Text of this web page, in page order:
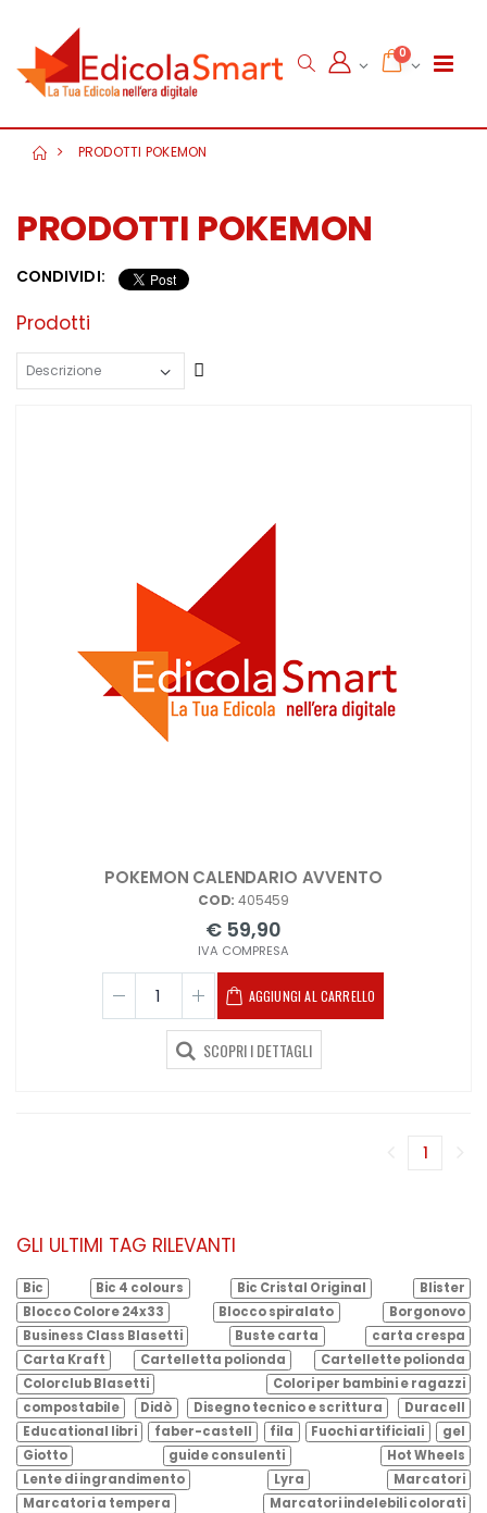
0
PRODOTTI POKEMON
PRODOTTI POKEMON
CONDIVIDI:
Prodotti
POKEMON CALENDARIO AVVENTO
COD: 405459
€ 59,90
IVA COMPRESA
AGGIUNGI AL CARRELLO
SCOPRI I DETTAGLI
1
GLI ULTIMI TAG RILEVANTI
Bic Bic 4 colours Bic Cristal Original
Blister
Blocco Colore 24x33
Blocco spiralato
Borgonovo
Business Class Blasetti
Buste carta
carta crespa
Carta Kraft
Cartelletta polionda
Cartellette polionda
Colorclub Blasetti
Colori per bambini e ragazzi
compostabile
Didò Disegno tecnico e scrittura
Duracell
Educational libri
faber-castell fila Fuochi artificiali
gel
Giotto
guide consulenti
Hot Wheels
Lente di ingrandimento
Lyra
Marcatori
Marcatori a tempera
Marcatori indelebili colorati